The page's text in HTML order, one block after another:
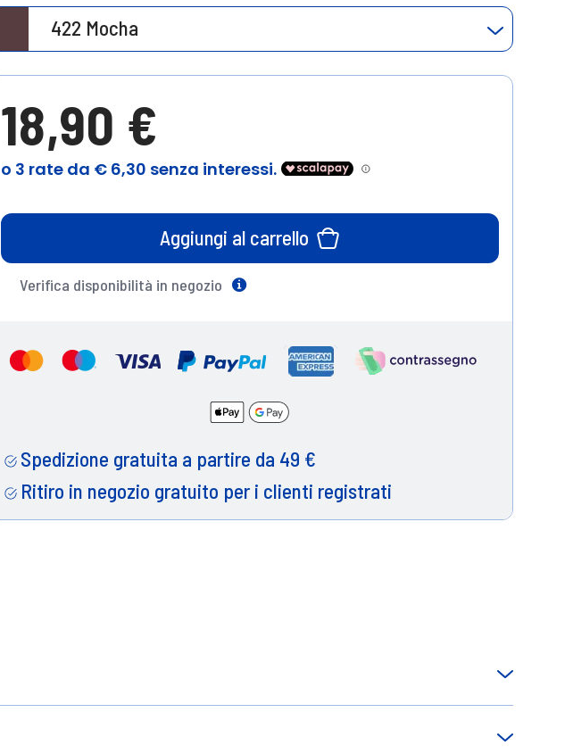
422 Mocha
18,90 €
Aggiungi al carrello
Verifica disponibilità in negozio
Spedizione gratuita a partire da 49 €
Ritiro in negozio gratuito per i clienti registrati